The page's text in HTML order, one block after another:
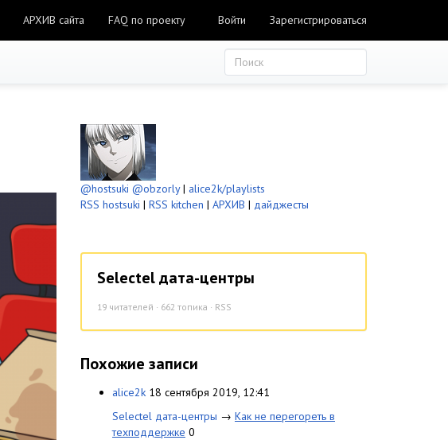
АРХИВ сайта FAQ по проекту Войти Зарегистрироваться
@hostsuki @obzorly| alice2k/playlists
RSS hostsuki | RSS kitchen | АРХИВ | дайджесты
Selectel дата-центры
19 читателей · 662 топика · RSS
Похожие записи
alice2k 18 сентября 2019, 12:41
Selectel дата-центры → Как не перегореть в
техподдержке 0